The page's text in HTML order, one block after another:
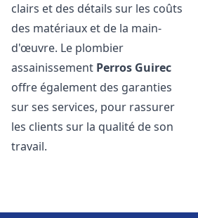
clairs et des détails sur les coûts
des matériaux et de la main-
d'œuvre. Le plombier
assainissement Perros Guirec
offre également des garanties
sur ses services, pour rassurer
les clients sur la qualité de son
travail.